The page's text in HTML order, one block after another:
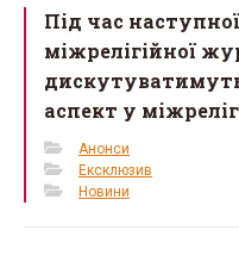
Під час
міжрелігійної
аспект у
Анонси
Ексклюзив
Новини